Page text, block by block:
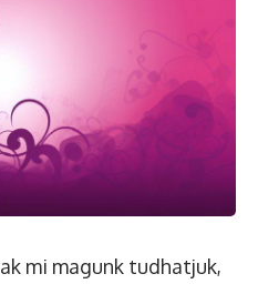
mi magunk tudhatjuk,